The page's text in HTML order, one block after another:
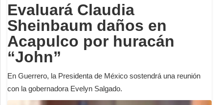
Evaluará Claudia
Sheinbaum daños en
Acapulco por huracán
“John”
En Guerrero, la Presidenta de México sostendrá una reunión
con la gobernadora Evelyn Salgado.